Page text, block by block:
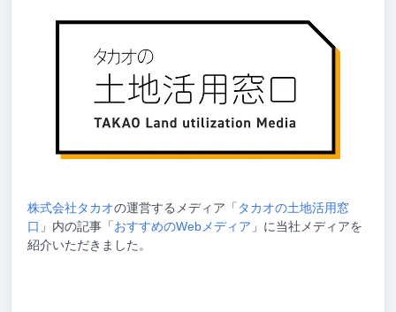
株式会社タカオの運営するメディア「 タカオの土地活用窓
口 」内の記事「おすすめのWebメディア 」に当社メディアを
紹介いただきました。